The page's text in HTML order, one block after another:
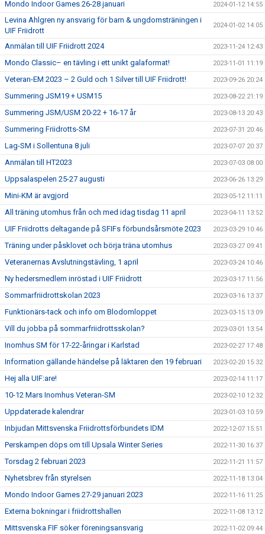
Mondo Indoor Games 26-28 januari 2024-01-12 14:55
Levina Ahlgren ny ansvarig för barn & ungdomsträningen i
UIF Friidrott
2024-01-02 14:05
Anmälan till UIF Friidrott 2024 2023-11-24 12:43
Mondo Classic– en tävling i ett unikt galaformat! 2023-11-01 11:19
Veteran-EM 2023 – 2 Guld och 1 Silver till UIF Friidrott! 2023-09-26 20:24
Summering JSM19 + USM15 2023-08-22 21:19
Summering JSM/USM 20-22 + 16-17 år 2023-08-13 20:43
Summering Friidrotts-SM 2023-07-31 20:46
Lag-SM i Sollentuna 8 juli 2023-07-07 20:37
Anmälan till HT2023 2023-07-03 08:00
Uppsalaspelen 25-27 augusti 2023-06-26 13:29
Mini-KM är avgjord 2023-05-12 11:11
All träning utomhus från och med idag tisdag 11 april 2023-04-11 13:52
UIF Friidrotts deltagande på SFIFs förbundsårsmöte 2023 2023-03-29 10:46
Träning under påsklovet och börja träna utomhus 2023-03-27 09:41
Veteranernas Avslutningstävling, 1 april 2023-03-24 10:46
Ny hedersmedlem inröstad i UIF Friidrott 2023-03-17 11:56
Sommarfriidrottskolan 2023 2023-03-16 13:37
Funktionärs-tack och info om Blodomloppet 2023-03-15 13:09
Vill du jobba på sommarfriidrottsskolan? 2023-03-01 13:54
Inomhus SM för 17-22-åringar i Karlstad 2023-02-27 17:48
Information gällande händelse på läktaren den 19 februari 2023-02-20 15:32
Hej alla UIF:are! 2023-02-14 11:17
10-12 Mars Inomhus Veteran-SM 2023-02-10 12:32
Uppdaterade kalendrar 2023-01-03 10:59
Inbjudan Mittsvenska Friidrottsförbundets IDM 2022-12-07 15:51
Perskampen döps om till Upsala Winter Series 2022-11-30 16:37
Torsdag 2 februari 2023 2022-11-21 11:57
Nyhetsbrev från styrelsen 2022-11-18 13:04
Mondo Indoor Games 27-29 januari 2023 2022-11-16 11:25
Externa bokningar i friidrottshallen 2022-11-08 13:12
Mittsvenska FIF söker föreningsansvarig 2022-11-02 09:44